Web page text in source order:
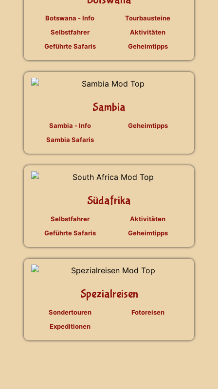
Botswana - Info
Selbstfahrer
Geführte Safaris
Tourbausteine
Aktivitäten
Geheimtipps
Sambia
Sambia - Info
Sambia Safaris
Geheimtipps
Südafrika
Selbstfahrer
Geführte Safaris
Aktivitäten
Geheimtipps
Spezialreisen
Sondertouren
Expeditionen
Fotoreisen